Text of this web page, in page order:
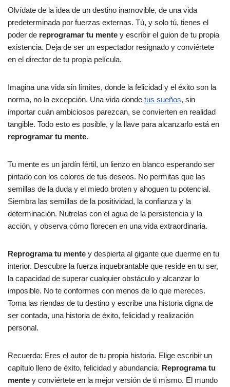
Olvídate de la idea de un destino inamovible, de una vida
predeterminada por fuerzas externas. Tú, y solo tú, tienes el
poder de reprogramar tu mente y escribir el guion de tu propia
existencia. Deja de ser un espectador resignado y conviértete
en el director de tu propia película.
Imagina una vida sin límites, donde la felicidad y el éxito son la
norma, no la excepción. Una vida donde tus sueños, sin
importar cuán ambiciosos parezcan, se convierten en realidad
tangible. Todo esto es posible, y la llave para alcanzarlo está en
reprogramar tu mente.
Tu mente es un jardín fértil, un lienzo en blanco esperando ser
pintado con los colores de tus deseos. No permitas que las
semillas de la duda y el miedo broten y ahoguen tu potencial.
Siembra las semillas de la positividad, la confianza y la
determinación. Nutrelas con el agua de la persistencia y la
acción, y observa cómo florecen en una vida extraordinaria.
Reprograma tu mente y despierta al gigante que duerme en tu
interior. Descubre la fuerza inquebrantable que reside en tu ser,
la capacidad de superar cualquier obstáculo y alcanzar lo
imposible. No te conformes con menos de lo que mereces.
Toma las riendas de tu destino y escribe una historia digna de
ser contada, una historia de éxito, felicidad y realización
personal.
Recuerda: Eres el autor de tu propia historia. Elige escribir un
capítulo lleno de éxito, felicidad y abundancia. Reprograma tu
mente y conviértete en la mejor versión de ti mismo. El mundo